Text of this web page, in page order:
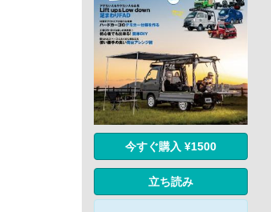
今すぐ購入 ¥1500
立ち読み